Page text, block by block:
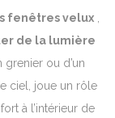
fenêtres velux
de la lumière
grenier ou d’un
ciel, joue un rôle
à l’intérieur de